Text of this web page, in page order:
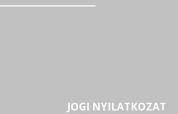
JOGI NYILATKOZAT